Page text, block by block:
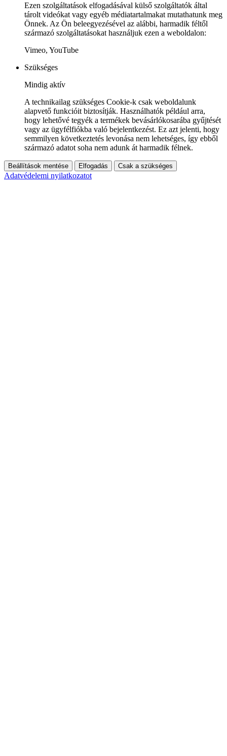
Ezen szolgáltatások elfogadásával külső szolgáltatók által
tárolt videókat vagy egyéb médiatartalmakat mutathatunk meg
Önnek. Az Ön beleegyezésével az alábbi, harmadik féltől
származó szolgáltatásokat használjuk ezen a weboldalon:
Vimeo, YouTube
Szükséges
Mindig aktív
A technikailag szükséges Cookie-k csak weboldalunk
alapvető funkcióit biztosítják. Használhatók például arra,
hogy lehetővé tegyék a termékek bevásárlókosarába gyűjtését
vagy az ügyfélfiókba való bejelentkezést. Ez azt jelenti, hogy
semmilyen következtetés levonása nem lehetséges, így ebből
származó adatot soha nem adunk át harmadik félnek.
Beállítások mentése Elfogadás Csak a szükséges
Adatvédelemi nyilatkozatot